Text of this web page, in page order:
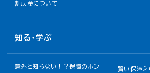
割戻金について​
知る・学ぶ
意外と知らない！？保障のホン
賢い保障え